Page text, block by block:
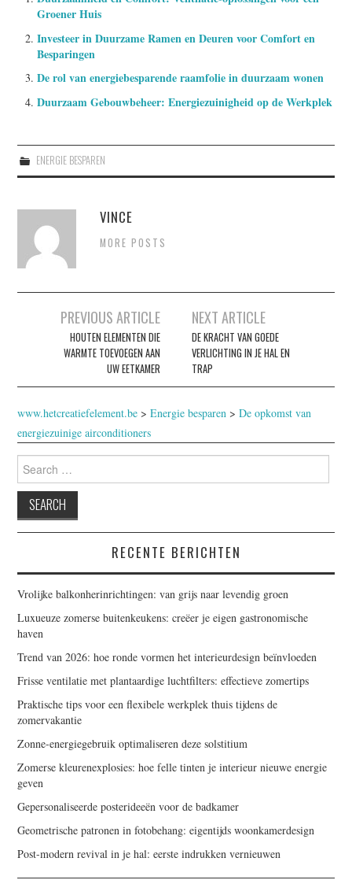
Groener Huis
Investeer in Duurzame Ramen en Deuren voor Comfort en
Besparingen
De rol van energiebesparende raamfolie in duurzaam wonen
Duurzaam Gebouwbeheer: Energiezuinigheid op de Werkplek
ENERGIE BESPAREN
VINCE
MORE POSTS
navigation
PREVIOUS ARTICLE
HOUTEN ELEMENTEN DIE
WARMTE TOEVOEGEN AAN
UW EETKAMER
NEXT ARTICLE
DE KRACHT VAN GOEDE
VERLICHTING IN JE HAL EN
TRAP
www.hetcreatiefelement.be >Energie besparen >De opkomst van
energiezuinige airconditioners
for:
RECENTE BERICHTEN
Vrolijke balkonherinrichtingen: van grijs naar levendig groen
Luxueuze zomerse buitenkeukens: creëer je eigen gastronomische
haven
Trend van 2026: hoe ronde vormen het interieurdesign beïnvloeden
Frisse ventilatie met plantaardige luchtfilters: effectieve zomertips
Praktische tips voor een flexibele werkplek thuis tijdens de
zomervakantie
Zonne-energiegebruik optimaliseren deze solstitium
Zomerse kleurenexplosies: hoe felle tinten je interieur nieuwe energie
geven
Gepersonaliseerde posterideeën voor de badkamer
Geometrische patronen in fotobehang: eigentijds woonkamerdesign
Post-modern revival in je hal: eerste indrukken vernieuwen